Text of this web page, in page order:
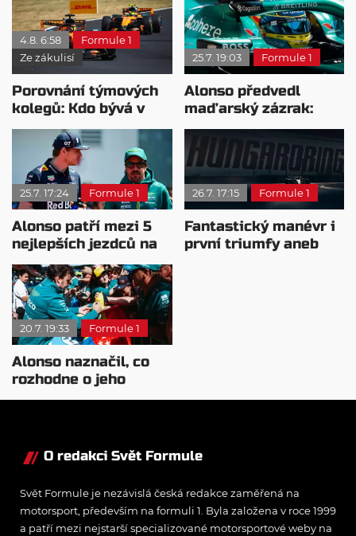
4.8. 6:58
Formule 1
Ze zákulisí
Porovnání týmových
kolegů: Kdo bývá v
sobotu nejrychlejší?
25.7. 19:03 Formule 1
Alonso předvedl
maďarský zázrak:
Dostal svůj traktor do
Q2
25.7. 17:24 Formule 1
Alonso patří mezi 5
nejlepších jezdců na
roštu, tvrdí
Verstappen
26.7. 17:15 Formule 1
Fantastický manévr i
první triumfy aneb
20.7. 19:33 Formule 1
Alonso naznačil, co
rozhodne o jeho
pokračování
O redakci Svět Formule
Svět Formule je nezávislá česká redakce zaměřená na
motorsport, především na formuli 1. Byla založena v roce 1999
a patří mezi nejstarší specializované motorsportové weby na